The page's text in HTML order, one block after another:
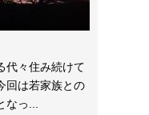
代々住み続けて
回は若家族との
なっ...